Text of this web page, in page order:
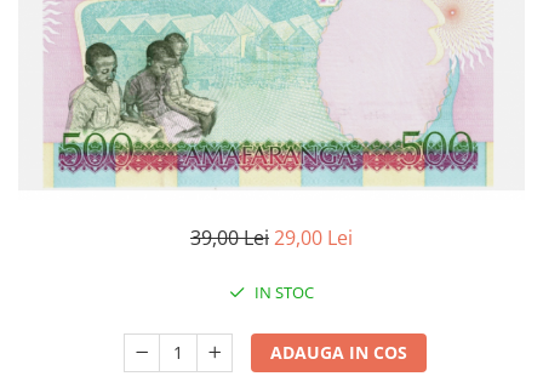
Monede Asia
Monede Australia si Oceania
Monede Euro, Eurocenti
Monede Europa
Bancnote Asia
Bancnote Australia si Oceania
Bancnote Europa
Gradate PMG
39,00 Lei29,00 Lei
IN STOC
ADAUGA IN COS